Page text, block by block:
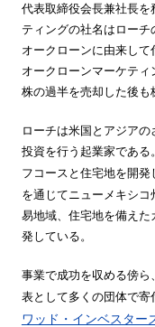
代表取締役会長兼社長を
ティングの社名はロー
オークローンに由来して
オークローンマーケテ
株の過半を売却した後も
ローチは米国とアジアの
投資を行う起業家であ
フコースと住宅地を開発
を通じてニューメキシ
易地域、住宅地を備えた
発している。
事業で成功を収める傍
表として多くの団体で寄
ワッド・インベスター